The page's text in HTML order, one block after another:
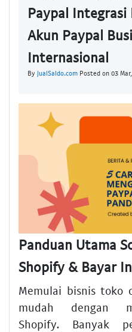
Paypal Integrasi
Akun Paypal
Internasional
By JualSaldo.com Posted on 03
Panduan Utama
Shopify & Bayar
Memulai bisnis toko
mudah dengan
Shopify. Banyak